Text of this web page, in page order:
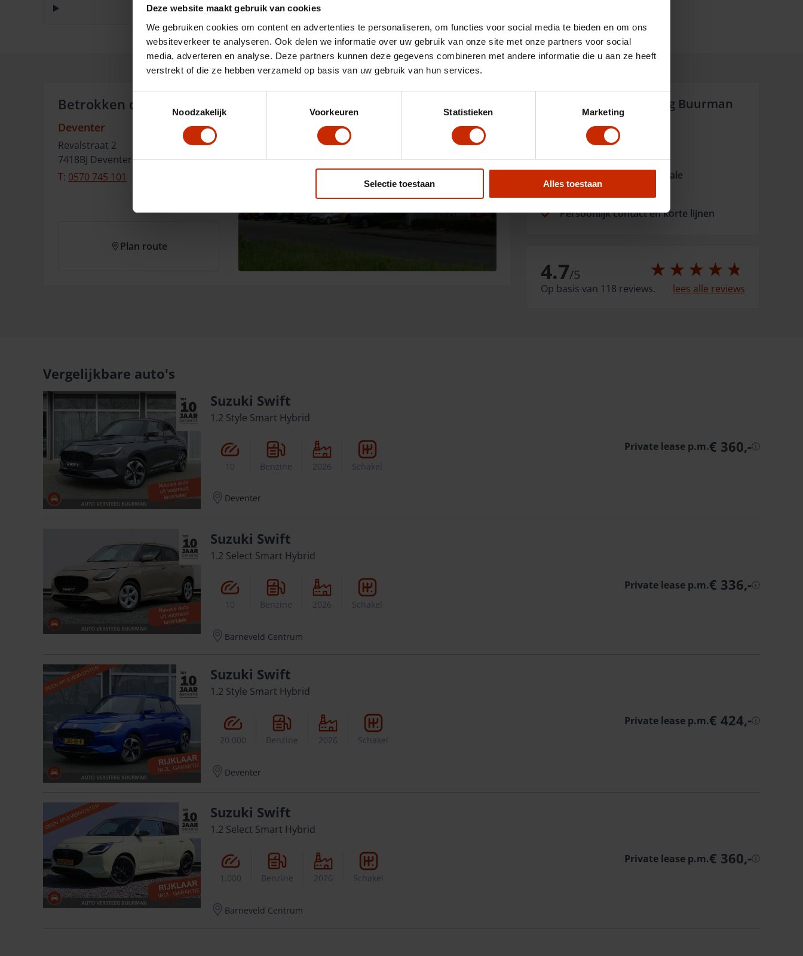
Deze website maakt gebruik van cookies
We gebruiken cookies om content en advertenties te personaliseren, om functies voor social media te bieden en om ons
websiteverkeer te analyseren. Ook delen we informatie over uw gebruik van onze site met onze partners voor social
media, adverteren en analyse. Deze partners kunnen deze gegevens combineren met andere informatie die u aan ze heeft
verstrekt of die ze hebben verzameld op basis van uw gebruik van hun services.
Noodzakelijk
Voorkeuren Statistieken Marketing
Selectie toestaan Alles toestaan
Omschrijving
Betrokken dealer:
Deventer
Revalstraat 2
7418BJ Deventer
T: 0570 745 101
Plan route
Waarom Auto Versteeg Buurman
Altijd dichtbij
Fysiek aanwezig met lokale
dorpsgarages
Persoonlijk contact en korte lijnen
4.7/5
Op basis van 118 reviews. lees alle reviews
Vergelijkbare auto's
Suzuki Swift
1.2 Style Smart Hybrid
10 Benzine 2026 Schakel
Private lease p.m.€ 360,-ⓘ
Deventer
Suzuki Swift
1.2 Select Smart Hybrid
10 Benzine 2026 Schakel
Private lease p.m.€ 336,-ⓘ
Barneveld Centrum
Suzuki Swift
1.2 Style Smart Hybrid
20.000 Benzine 2026 Schakel
Private lease p.m.€ 424,-ⓘ
Deventer
Suzuki Swift
1.2 Select Smart Hybrid
1.000 Benzine 2026 Schakel
Private lease p.m.€ 360,-ⓘ
Barneveld Centrum